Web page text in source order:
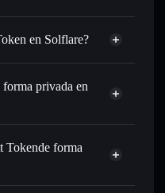
en Solflare?
Solflare
con ORBT para SOL,
Solana con enrutamiento
privada en
de privacidad
Tokende forma
Orbitt Token